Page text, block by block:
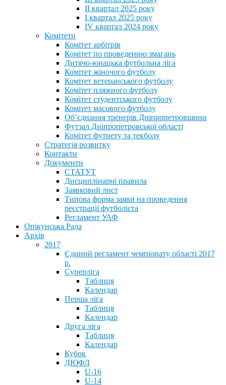
II квартал 2025 року
I квартал 2025 року
IV квартал 2024 року
Комітети
Комітет арбітрів
Комітет по проведенню змагань
Дитячо-юнацька футбольна ліга
Комітет жіночого футболу
Комітет ветеранського футболу
Комітет пляжного футболу
Комітет студентського футболу
Комітет масового футболу
Обʼєднання тренерів Дніпропетровщини
Футзал Дніпропетровської області
Комітет футнету та текболу
Стратегія розвитку
Контакти
Документи
СТАТУТ
Дисциплінарні правила
Заявковий лист
Типова форма заяви на проведення
реєстрації футболіста
Регламент УАФ
Опікунська Рада
Архів
2017
Єдиний регламент чемпіонату області 2017
р.
Суперліга
Таблиця
Календар
Перша ліга
Таблиця
Календар
Друга ліга
Таблиця
Календар
Кубок
ДЮФЛ
U-16
U-14